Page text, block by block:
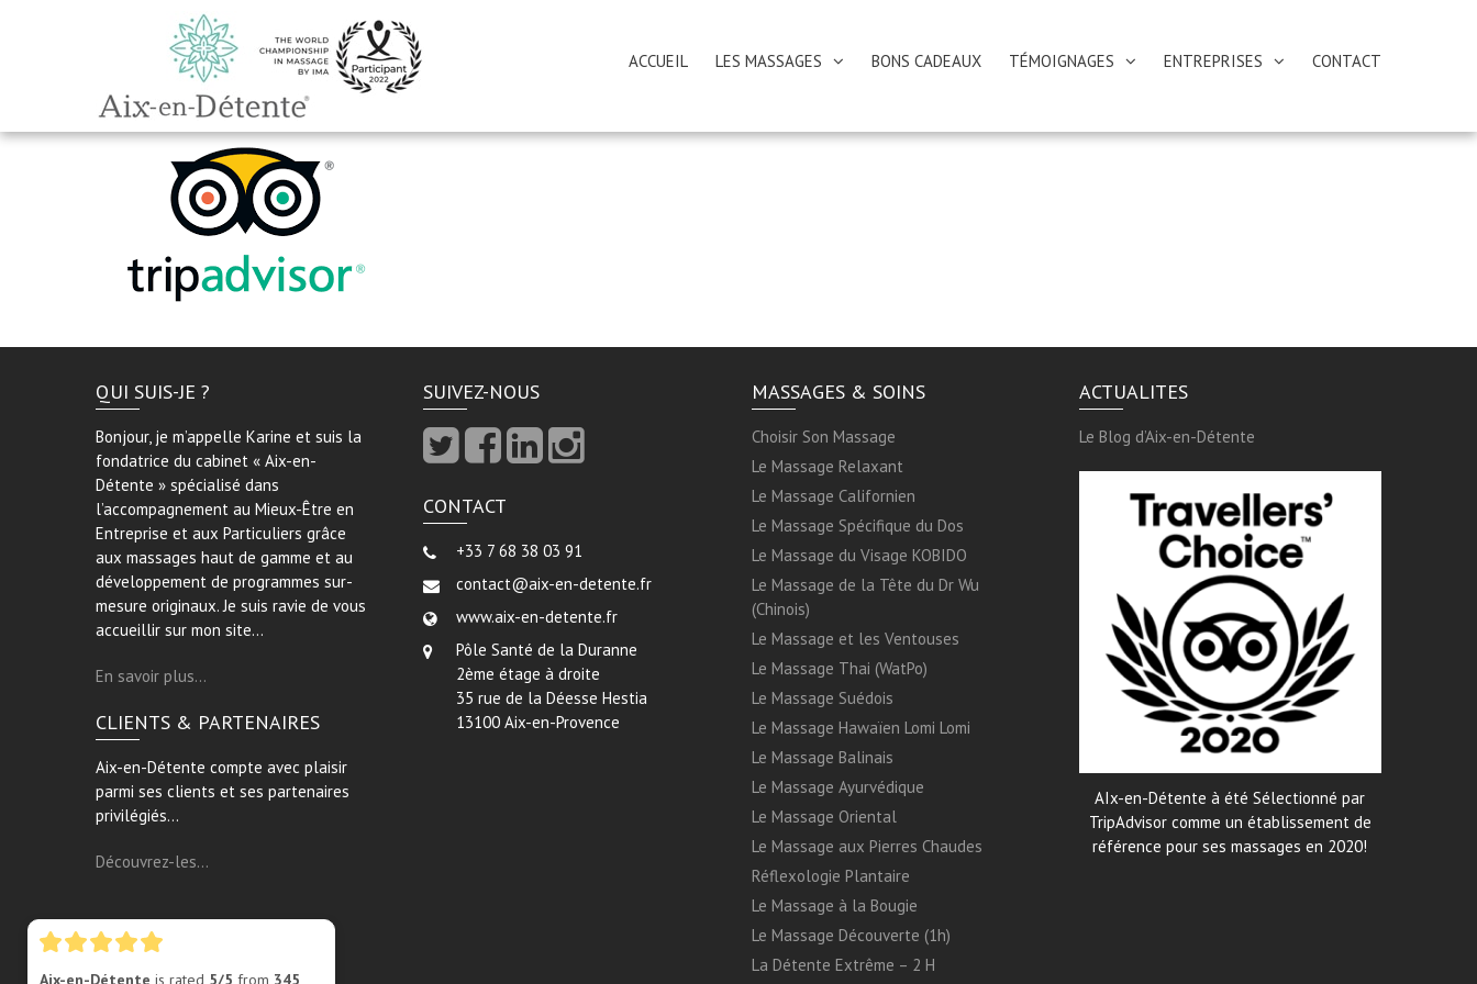
ACCUEIL LES MASSAGES BONS CADEAUX TÉMOIGNAGES ENTREPRISES CONTACT
QUI SUIS-JE ?
Bonjour, je m’appelle Karine et suis la
fondatrice du cabinet « Aix-en-
Détente » spécialisé dans
l’accompagnement au Mieux-Être en
Entreprise et aux Particuliers grâce
aux massages haut de gamme et au
développement de programmes sur-
mesure originaux. Je suis ravie de vous
accueillir sur mon site…
En savoir plus…
CLIENTS & PARTENAIRES
Aix-en-Détente compte avec plaisir
parmi ses clients et ses partenaires
privilégiés…
Découvrez-les…
SUIVEZ-NOUS
CONTACT
+33 7 68 38 03 91
contact@aix-en-detente.fr
www.aix-en-detente.fr
Pôle Santé de la Duranne
2ème étage à droite
35 rue de la Déesse Hestia
13100 Aix-en-Provence
MASSAGES & SOINS
Choisir Son Massage
Le Massage Relaxant
Le Massage Californien
Le Massage Spécifique du Dos
Le Massage du Visage KOBIDO
Le Massage de la Tête du Dr Wu
(Chinois)
Le Massage et les Ventouses
Le Massage Thai (WatPo)
Le Massage Suédois
Le Massage Hawaïen Lomi Lomi
Le Massage Balinais
Le Massage Ayurvédique
Le Massage Oriental
Le Massage aux Pierres Chaudes
Réflexologie Plantaire
Le Massage à la Bougie
Le Massage Découverte (1h)
La Détente Extrême – 2 H
ACTUALITES
Le Blog d’Aix-en-Détente
AIx-en-Détente à été Sélectionné par
TripAdvisor comme un établissement de
référence pour ses massages en 2020!
Aix-en-Détente is rated 5/5 from 345